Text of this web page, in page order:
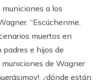
a los
“Escúchenme,
muertos en
e hijos de
de Wagner
¿dónde están